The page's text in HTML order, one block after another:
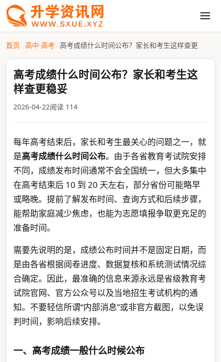
首页 高中·高考 高考成绩什么时间公布？家长和考生这样查更
高考成绩什么时间公布？家长和考生这
样查更稳妥
2026-04-22阅读 114
每年高考结束后，家长和考生最关心的问题之一，就
是高考成绩什么时间公布。由于各省教育考试院安排
不同，成绩发布时间通常不会全国统一，但大多集中
在高考结束后 10 到 20 天左右，部分省份可能略早
或略晚。提前了解发布时间、查询方式和后续步骤，
能帮助家庭减少焦虑，也能为志愿填报争取更充足的
准备时间。
需要先说明的是，成绩公布时间并不是固定日期，而
是由各省根据阅卷进度、数据复核和系统测试情况综
合确定。因此，最准确的信息来源永远是省级教育考
试院官网、官方公众号以及当地招生考试机构的通
知。不要轻信所谓“内部消息”或非官方截图，以免误
判时间，影响后续安排。
一、高考成绩一般什么时候公布